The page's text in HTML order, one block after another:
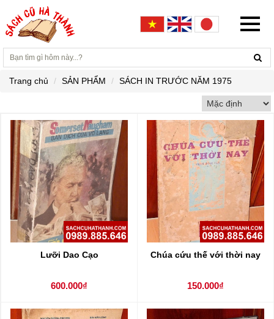
Trang chủ SẢN PHẨM SÁCH IN TRƯỚC NĂM 1975
Lưỡi Dao Cạo
600.000₫
Chúa cứu thế với thời nay
150.000₫